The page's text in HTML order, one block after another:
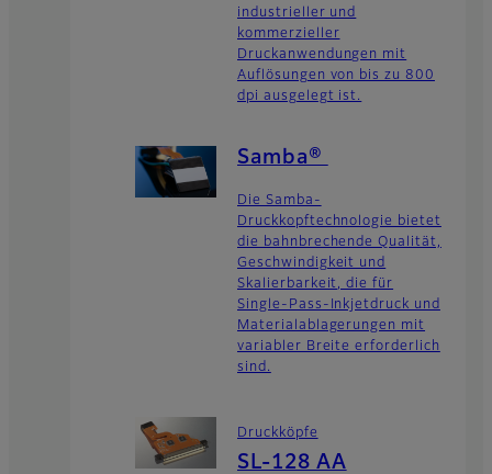
industrieller und
kommerzieller
Druckanwendungen mit
Auflösungen von bis zu 800
dpi ausgelegt ist.
Samba®
Die Samba-
Druckkopftechnologie bietet
die bahnbrechende Qualität,
Geschwindigkeit und
Skalierbarkeit, die für
Single-Pass-Inkjetdruck und
Materialablagerungen mit
variabler Breite erforderlich
sind.
Druckköpfe
SL-128 AA